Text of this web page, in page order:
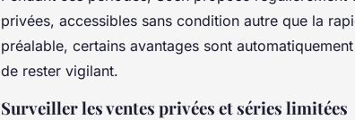
privées, accessibles sans condition autre que la
préalable, certains avantages sont
de rester vigilant.
Surveiller les ventes privées et séries limitées